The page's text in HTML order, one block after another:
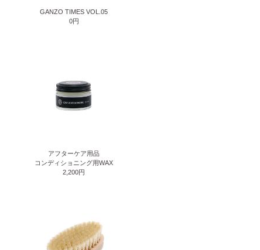
GANZO TIMES VOL.05
0円
アフターケア用品
コンディショニング用WAX
2,200円